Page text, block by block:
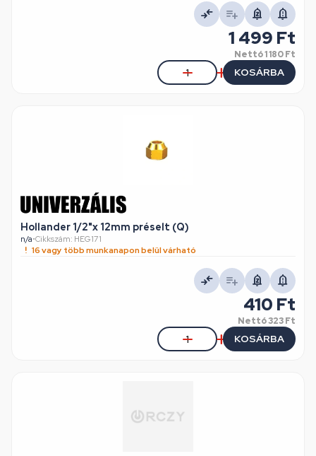
1 499 Ft
Nettó1 180 Ft
KOSÁRBA
Hollander 1/2"x 12mm préselt (Q)
n/a•Cikkszám: HEG171
16 vagy több munkanapon belül várható
410 Ft
Nettó323 Ft
KOSÁRBA